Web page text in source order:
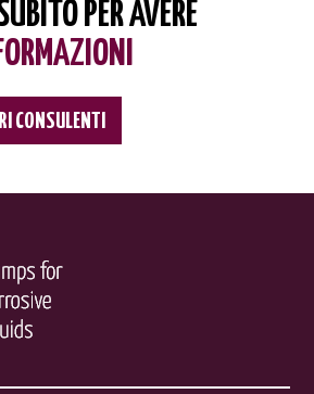
PER AVERE
CONSULENTI